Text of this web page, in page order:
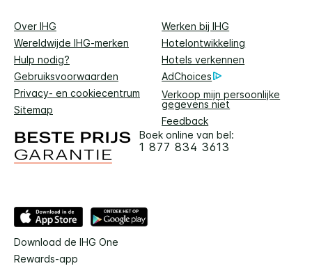
Over IHG
Werken bij IHG
Wereldwijde IHG-merken
Hotelontwikkeling
Hulp nodig?
Hotels verkennen
Gebruiksvoorwaarden
AdChoices
Privacy- en cookiecentrum
Verkoop mijn persoonlijke
gegevens niet
Sitemap
Feedback
Boek online van bel:
1 877 834 3613
Download de IHG One
Rewards-app